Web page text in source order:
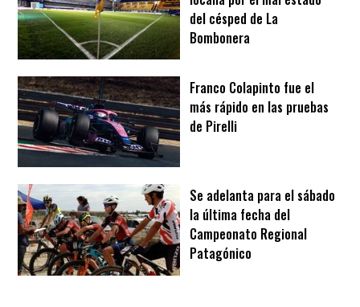
del césped de La
Bombonera
Franco Colapinto fue el
más rápido en las pruebas
de Pirelli
Se adelanta para el sábado
la última fecha del
Campeonato Regional
Patagónico